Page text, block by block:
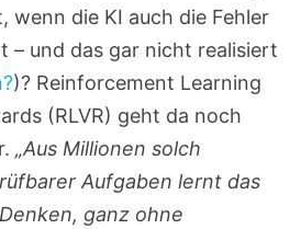
wenn die KI auch die Fehler
– und das gar nicht realisiert
)? Reinforcement Learning
(RLVR) geht da noch
„Aus Millionen solch
Aufgaben lernt das
ganz ohne